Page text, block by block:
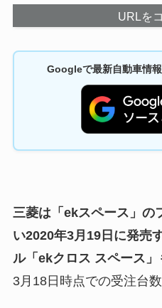
URLを
Googleで最新自動車情
三菱は「ekスペース」の
い2020年3月19日に発売
ル「ekクロス スペース」
3月18日時点での受注台